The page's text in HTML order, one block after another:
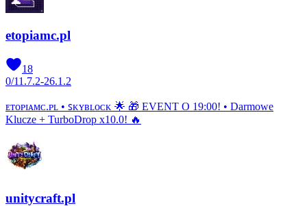
etopiamc.pl
18
0/11.7.2-26.1.2
ᴇᴛᴏᴘɪᴀᴍᴄ.ᴘʟ • ꜱᴋʏʙʟᴏᴄᴋ 🌟 🎁 EVENT O 19:00! • Darmowe
Klucze + TurboDrop x10.0! 🔥
unitycraft.pl